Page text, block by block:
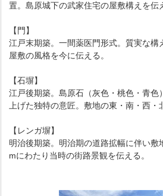
置。島原城下の武家住宅の屋敷構えを伝
【門】
江戸末期築。一間薬医門形式。質実な構
屋敷の風格を今に伝える。
【石塀】
江戸後期築。島原石（灰色・桃色・青色
上げた独特の意匠。敷地の東・南・西・
【レンガ塀】
明治後期築。明治期の道路拡幅に伴い敷
mにわたり当時の街路景観を伝える。